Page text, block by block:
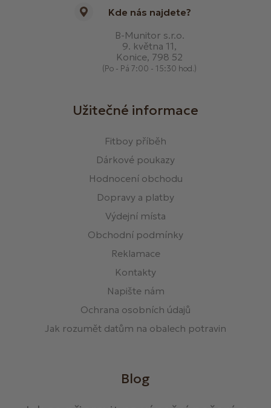
Kde nás najdete?
B-Munitor s.r.o.
9. května 11,
Konice, 798 52
(Po - Pá 7:00 - 15:30 hod.)
Užitečné informace
Fitboy příběh
Dárkové poukazy
Hodnocení obchodu
Dopravy a platby
Výdejní místa
Obchodní podmínky
Reklamace
Kontakty
Napište nám
Ochrana osobních údajů
Jak rozumět datům na obalech potravin
Blog